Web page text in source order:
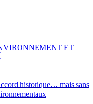
historique… mais sans
ET